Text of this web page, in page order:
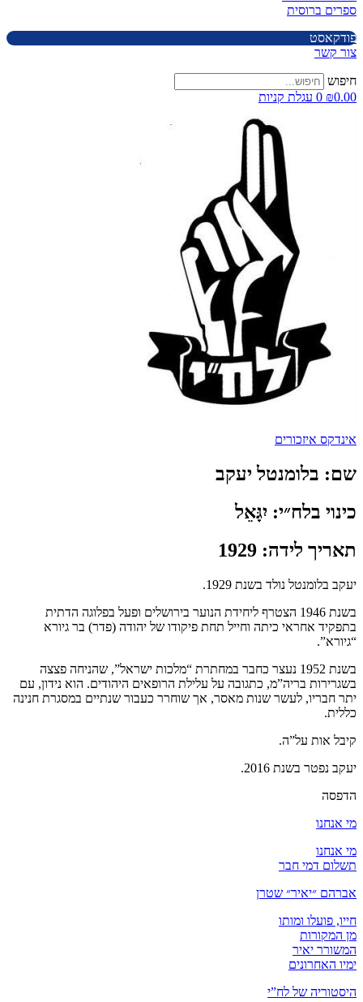
ספרים ברוסית
פודקאסט
צור קשר
חיפוש
₪0.00
0 עגלת קניות
אינדקס איזכורים
שם: בלומנטל יעקב
כינוי בלח״י: יִגָּאֵל
תאריך לידה: 1929
יעקב בלומנטל נולד בשנת 1929.
בשנת 1946 הצטרף ליחידת הנוער בירושלים ופעל בפלוגה הדתית
בתפקיד אחראי כיתה וחייל תחת פיקודו של יהודה (פדר) בר גיורא
“גיורא”.
בשנת 1952 נעצר כחבר במחתרת “מלכות ישראל”, שהניחה פצצה
בשגרירות בריה”מ, כתגובה על עלילת הרופאים היהודים. הוא נידון, עם
יתר חבריו, לעשר שנות מאסר, אך שוחרר כעבור שנתיים במסגרת חנינה
כללית.
קיבל אות על”ה.
יעקב נפטר בשנת 2016.
הדפסה
מי אנחנו
מי אנחנו
תשלום דמי חבר
אברהם ״יאיר״ שטרן
חייו, פועלו ומותו
מן המקורות
המשורר יאיר
ימיו האחרונים
היסטוריה של לח”י